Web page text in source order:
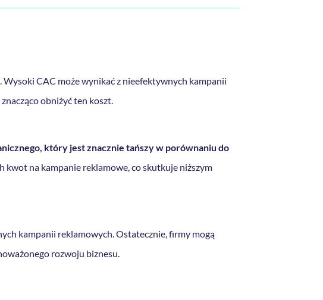
CAC może wynikać z nieefektywnych kampanii
obniżyć ten koszt.
który jest znacznie tańszy w porównaniu do
kwot na kampanie reklamowe, co skutkuje niższym
kampanii reklamowych. Ostatecznie, firmy mogą
rozwoju biznesu.